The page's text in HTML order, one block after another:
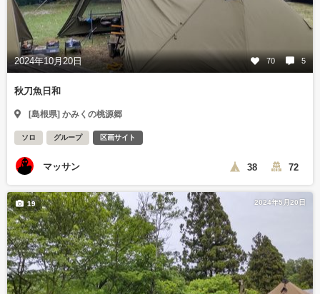
2024年10月20日 70 5
秋刀魚日和
[島根県] かみくの桃源郷
ソロ グループ 区画サイト
マッサン 38 72
2024年5月20日
19